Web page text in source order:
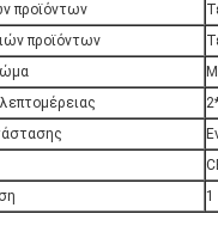
προϊόντων
προϊόντων
1